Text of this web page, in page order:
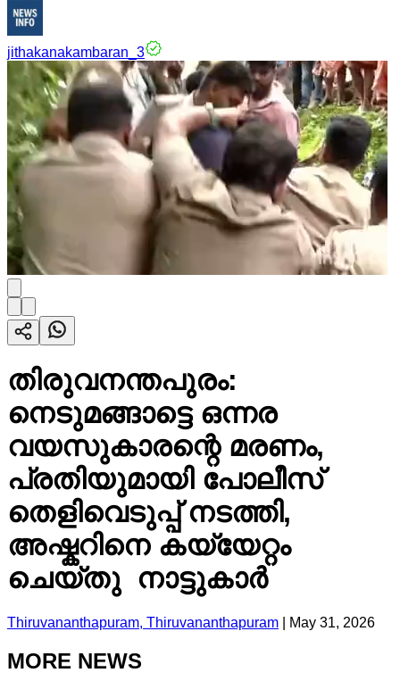
jithakanakambaran_3
തിരുവനന്തപുരം:
നെടുമങ്ങാട്ടെ ഒന്നര
വയസുകാരന്റെ മരണം,
പ്രതിയുമായി പോലീസ്
തെളിവെടുപ്പ്‌ നടത്തി,
അഷ്കറിനെ കയ്യേറ്റം
ചെയ്തു നാട്ടുകാർ
Thiruvananthapuram, Thiruvananthapuram May 31, 2026
MORE NEWS